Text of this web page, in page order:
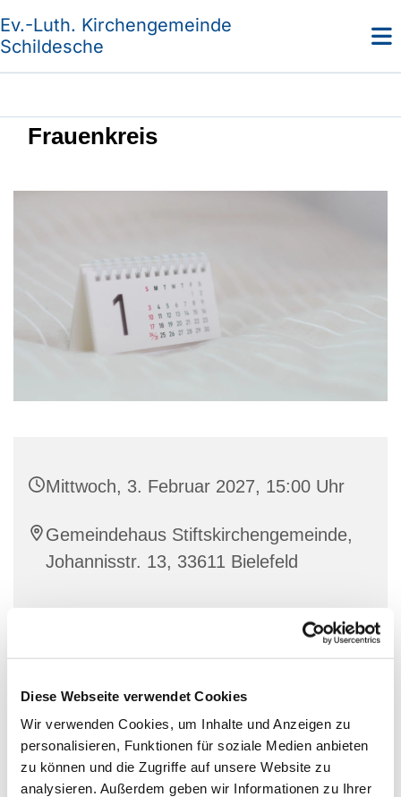
Diese Webseite verwendet Cookies
Wir verwenden Cookies, um Inhalte und Anzeigen zu
personalisieren, Funktionen für soziale Medien anbieten
zu können und die Zugriffe auf unsere Website zu
analysieren. Außerdem geben wir Informationen zu Ihrer
Ev.-Luth. Kirchengemeinde
Schildesche
Frauenkreis
Mittwoch, 3. Februar 2027, 15:00 Uhr
Gemeindehaus Stiftskirchengemeinde,
Johannisstr. 13, 33611 Bielefeld